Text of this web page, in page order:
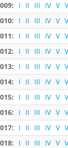
I II III IV V
I II III IV V
I II III IV V
I II III IV V
I II III IV V
I II III IV V
I II III IV V
I II III IV V
I II III IV V
I II III IV V